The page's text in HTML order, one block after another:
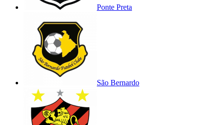
Ponte Preta
São Bernardo